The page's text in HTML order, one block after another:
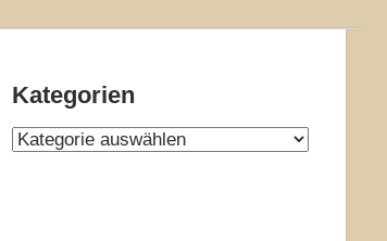
Kategorien
Kategorien